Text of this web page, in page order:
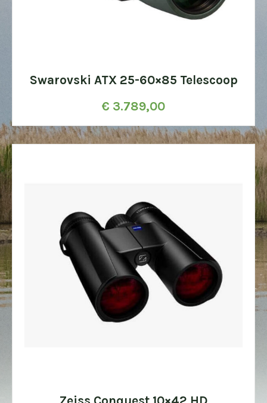
Swarovski ATX 25-60×85 Telescoop
€ 3.789,00